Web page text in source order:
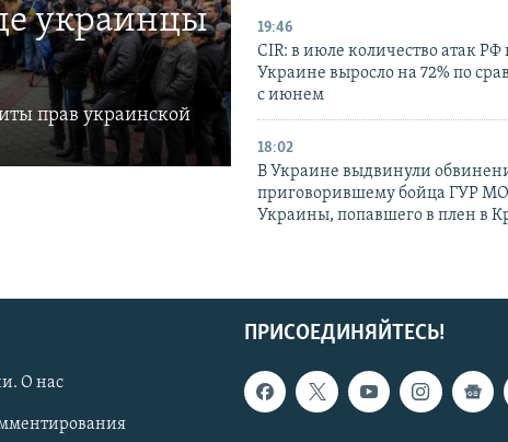
украинцы
прав украинской
19:46
CIR: в июле количество атак РФ
Украине выросло на 72% по
с июнем
18:02
В Украине выдвинули
приговорившему бойца ГУР МО
Украины, попавшего в плен в
ПРИСОЕДИНЯЙТЕСЬ!
О нас